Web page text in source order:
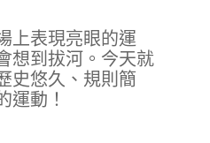
上表現亮眼的運
想到拔河。今天就
史悠久、規則簡
運動！